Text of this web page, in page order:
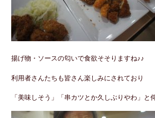
揚げ物・ソースの匂いで食欲そそりますね♪♪
利用者さんたちも皆さん楽しみにされており
「美味しそう」「串カツとか久しぶりやわ」